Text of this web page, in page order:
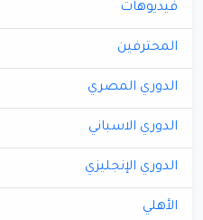
فيديوهات
المحترفين
الدوري المصري
الدوري الاسباني
الدوري الإنجليزي
الأهلي